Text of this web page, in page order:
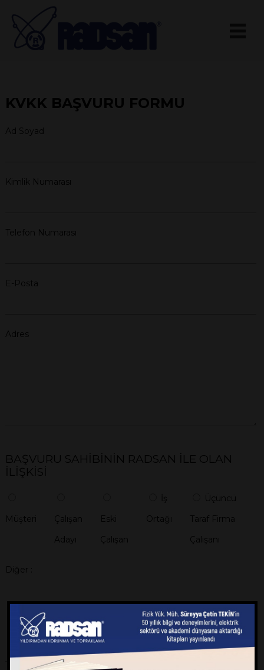
KVKK BAŞVURU FORMU
Ad Soyad
Kimlik Numarası
Telefon Numarası
E-Posta
Adres
BAŞVURU SAHİBİNİN RADSAN İLE OLAN
İLİŞKİSİ
Müşteri
Çalışan
Adayı
Eski
Çalışan
İş
Ortağı
Üçüncü
Taraf Firma
Çalışanı
Diğer :